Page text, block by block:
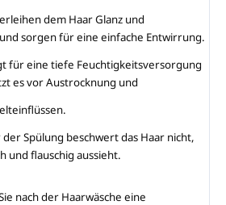
dem Haar Glanz und
sorgen für eine einfache Entwirrung.
für eine tiefe Feuchtigkeitsversorgung
es vor Austrocknung und
Spülung beschwert das Haar nicht,
und flauschig aussieht.
nach der Haarwäsche eine